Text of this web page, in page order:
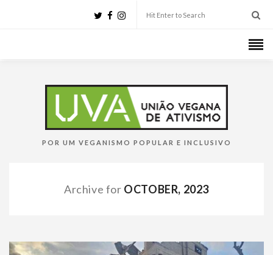
POR UM VEGANISMO POPULAR E INCLUSIVO
Archive for OCTOBER, 2023